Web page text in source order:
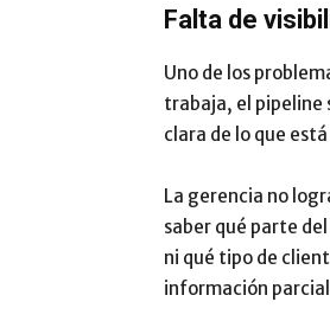
Falta de
Uno de los
trabaja, el pipeline
clara de lo que
La gerencia no
saber qué parte
ni qué tipo de
información